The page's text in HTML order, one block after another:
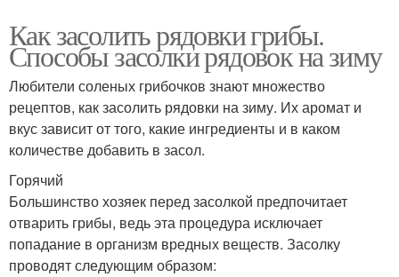
Как засолить рядовки грибы.
Способы засолки рядовок на зиму
Любители соленых грибочков знают множество
рецептов, как засолить рядовки на зиму. Их аромат и
вкус зависит от того, какие ингредиенты и в каком
количестве добавить в засол.
Горячий
Большинство хозяек перед засолкой предпочитает
отварить грибы, ведь эта процедура исключает
попадание в организм вредных веществ. Засолку
проводят следующим образом: